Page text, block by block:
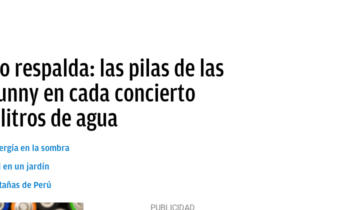
respalda: las pilas de las
en cada concierto
de agua
en la sombra
en un jardín
de Perú